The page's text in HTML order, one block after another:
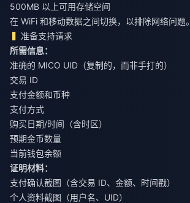
500MB 以上可用存储空间
在 WiFi 和移动数据之间切换，以排除网络问题。
准备支持请求
所需信息：
准确的 MICO UID（复制的，而非手打的）
交易 ID
支付金额和币种
支付方式
购买日期/时间（含时区）
预期金币数量
当前钱包余额
证明材料：
支付确认截图（含交易 ID、金额、时间戳）
个人资料截图（用户名、UID）